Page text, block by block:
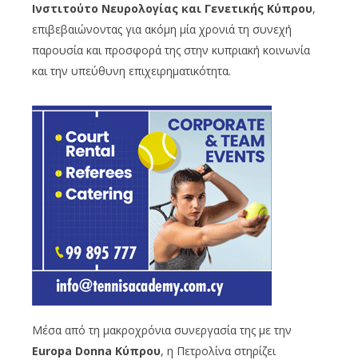
Ινστιτούτο Νευρολογίας και Γενετικής Κύπρου,
επιβεβαιώνοντας για ακόμη μία χρονιά τη συνεχή
παρουσία και προσφορά της στην κυπριακή κοινωνία
και την υπεύθυνη επιχειρηματικότητα.
Μέσα από τη μακροχρόνια συνεργασία της με την
Europa Donna Κύπρου, η Πετρολίνα στηρίζει